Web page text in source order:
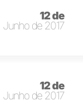
12 de
Junho de 2017
12 de
Junho de 2017